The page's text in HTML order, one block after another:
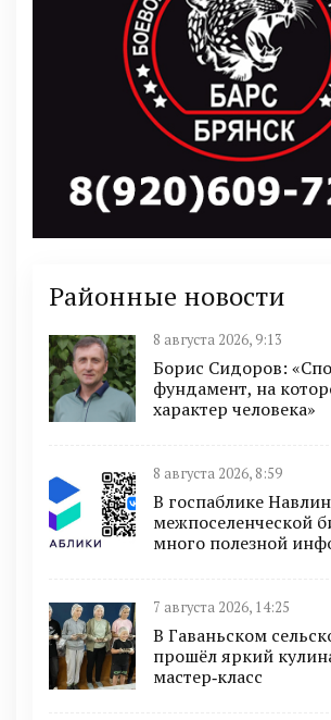
Районные новости
8 августа 2026, 9:13
Борис Сидоров:
фундамент, на
характер человека»
8 августа 2026, 8:59
В госпаблике
межпоселенческой
много полезной
7 августа 2026, 14:25
В Гаваньском
прошёл яркий
мастер‑класс